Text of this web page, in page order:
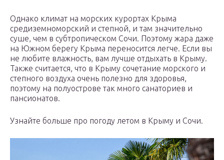
Однако климат на морских курортах Крыма
средиземноморский и степной, и там значительно
суше, чем в субтропическом Сочи. Поэтому жара даже
на Южном берегу Крыма переносится легче. Если вы
не любите влажность, вам лучше отдыхать в Крыму.
Также считается, что в Крыму сочетание морского и
степного воздуха очень полезно для здоровья,
поэтому на полуострове так много санаториев и
пансионатов.
Узнайте больше про погоду летом в Крыму и Сочи.